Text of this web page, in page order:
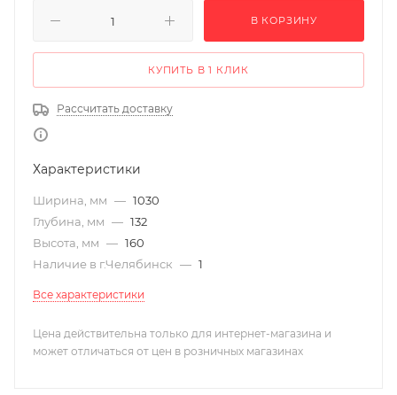
В КОРЗИНУ
КУПИТЬ В 1 КЛИК
Рассчитать доставку
Характеристики
Ширина, мм — 1030
Глубина, мм — 132
Высота, мм — 160
Наличие в г.Челябинск — 1
Все характеристики
Цена действительна только для интернет-магазина и
может отличаться от цен в розничных магазинах